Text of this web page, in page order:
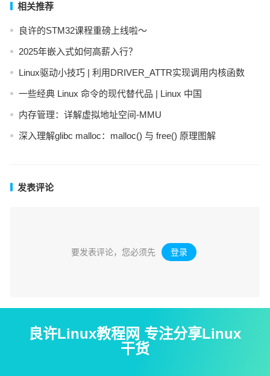
相关推荐
良许的STM32课程重磅上线啦～
2025年嵌入式如何高薪入行？
Linux驱动小技巧 | 利用DRIVER_ATTR实现调用内核函数
一些经典 Linux 命令的现代替代品 | Linux 中国
内存管理：详解虚拟地址空间-MMU
深入理解glibc malloc：malloc() 与 free() 原理图解
发表评论
要发表评论，您必须先 登录 。
良许Linux教程网 专注分享Linux
干货